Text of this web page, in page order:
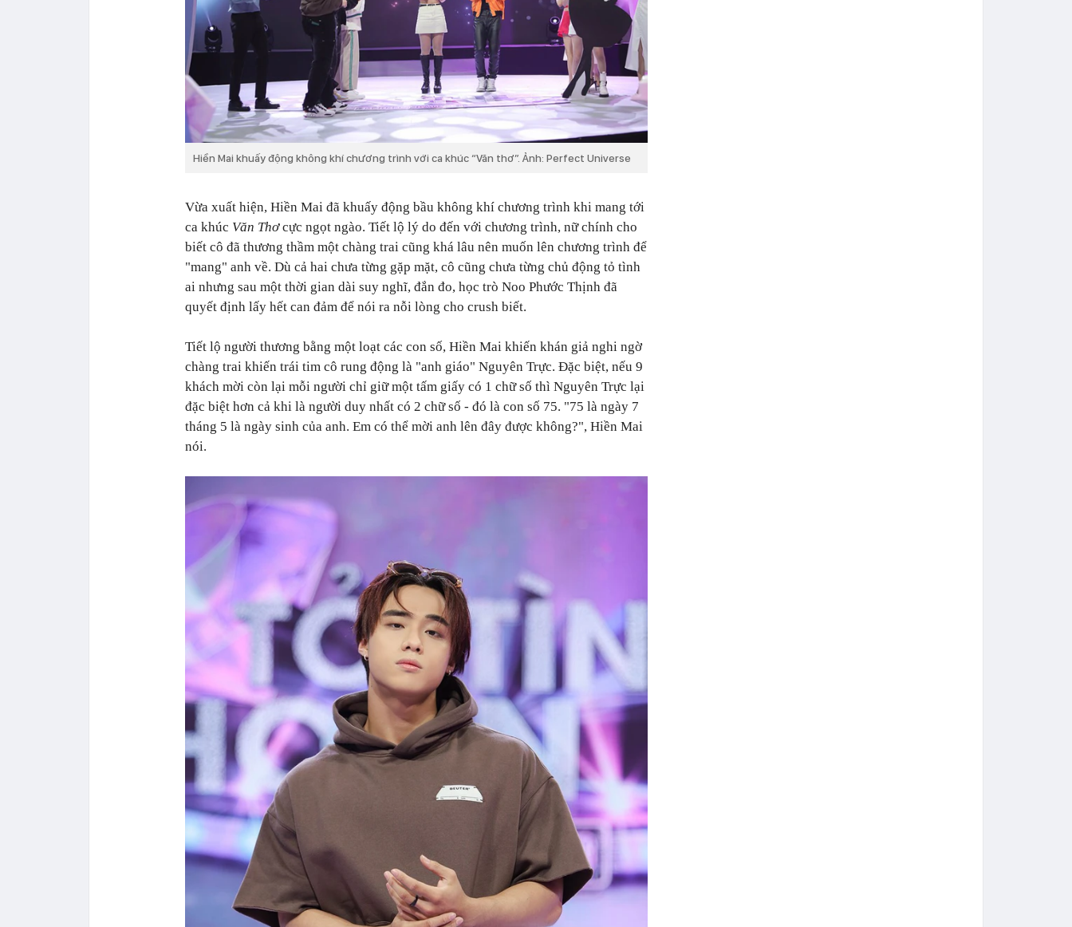
Hiền Mai khuấy động không khí chương trình với ca khúc “Văn thơ”. Ảnh: Perfect Universe
Vừa xuất hiện, Hiền Mai đã khuấy động bầu không khí chương trình khi mang tới
ca khúc Văn Thơcực ngọt ngào. Tiết lộ lý do đến với chương trình, nữ chính cho
biết cô đã thương thầm một chàng trai cũng khá lâu nên muốn lên chương trình để
"mang" anh về. Dù cả hai chưa từng gặp mặt, cô cũng chưa từng chủ động tỏ tình
ai nhưng sau một thời gian dài suy nghĩ, đắn đo, học trò Noo Phước Thịnh đã
quyết định lấy hết can đảm để nói ra nỗi lòng cho crush biết.
Tiết lộ người thương bằng một loạt các con số, Hiền Mai khiến khán giả nghi ngờ
chàng trai khiến trái tim cô rung động là "anh giáo" Nguyên Trực. Đặc biệt, nếu 9
khách mời còn lại mỗi người chỉ giữ một tấm giấy có 1 chữ số thì Nguyên Trực lại
đặc biệt hơn cả khi là người duy nhất có 2 chữ số - đó là con số 75. "75 là ngày 7
tháng 5 là ngày sinh của anh. Em có thể mời anh lên đây được không?", Hiền Mai
nói.